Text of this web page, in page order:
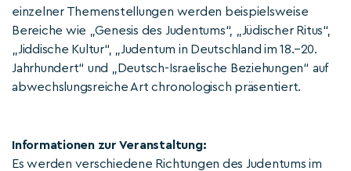
einzelner Themenstellungen werden beispielsweise
Bereiche wie „Genesis des Judentums“, „Jüdischer Ritus“,
„Jiddische Kultur“, „Judentum in Deutschland im 18.–20.
Jahrhundert“ und „Deutsch-Israelische Beziehungen“ auf
abwechslungsreiche Art chronologisch präsentiert.
Informationen zur Veranstaltung:
Es werden verschiedene Richtungen des Judentums im